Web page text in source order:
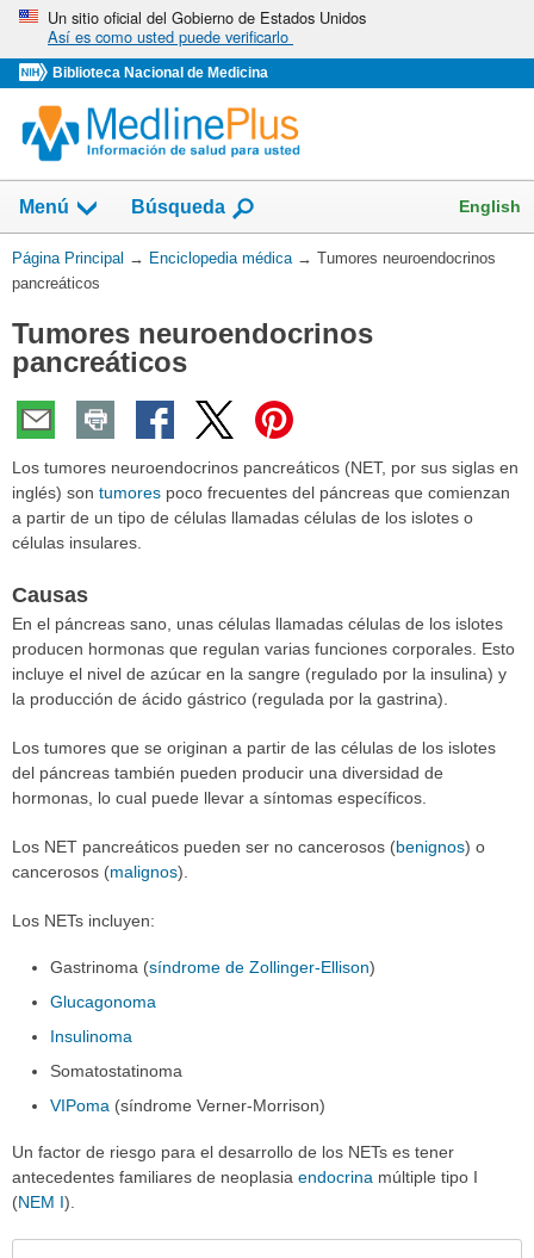
Omita
vaya
al
Contenido
Un sitio oficial del Gobierno de Estados Unidos
Así es como usted puede verificarlo
Biblioteca Nacional de Medicina
Menú Búsqueda English
Usted
está
Página Principal → Enciclopedia médica → Tumores neuroendocrinos
pancreáticos
Tumores neuroendocrinos
pancreáticos
Los tumores neuroendocrinos pancreáticos (NET, por sus siglas en
inglés) son tumores poco frecuentes del páncreas que comienzan
a partir de un tipo de células llamadas células de los islotes o
células insulares.
Causas
En el páncreas sano, unas células llamadas células de los islotes
producen hormonas que regulan varias funciones corporales. Esto
incluye el nivel de azúcar en la sangre (regulado por la insulina) y
la producción de ácido gástrico (regulada por la gastrina).
Los tumores que se originan a partir de las células de los islotes
del páncreas también pueden producir una diversidad de
hormonas, lo cual puede llevar a síntomas específicos.
Los NET pancreáticos pueden ser no cancerosos (benignos) o
cancerosos (malignos).
Los NETs incluyen:
Gastrinoma (síndrome de Zollinger-Ellison)
Glucagonoma
Insulinoma
Somatostatinoma
VIPoma (síndrome Verner-Morrison)
Un factor de riesgo para el desarrollo de los NETs es tener
antecedentes familiares de neoplasia endocrina múltiple tipo I
(NEM I).